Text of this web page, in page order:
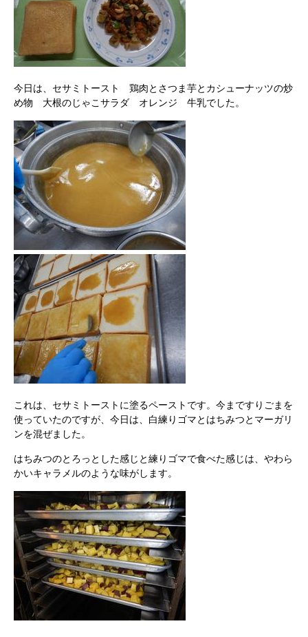
今日は、セサミトースト 鶏肉とさつま芋とカシューナッツの炒
め物 大根のじゃこサラダ オレンジ 牛乳でした。
これは、セサミトーストに塗るペーストです。今まですりごまを
使っていたのですが、今日は、白練りゴマとはちみつとマーガリ
ンを混ぜました。
はちみつのとろっとした感じと練りゴマで食べた感じは、やわら
かいキャラメルのような味がします。